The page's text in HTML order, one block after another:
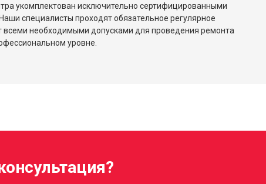
укомплектован исключительно сертифицированными
специалисты проходят обязательное регулярное
всеми необходимыми допусками для проведения ремонта
уровне.